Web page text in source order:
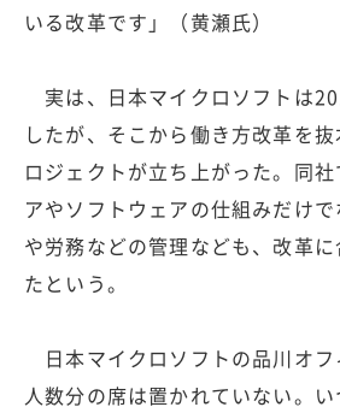
いる改革です」（黄瀬氏）
実は、日本マイクロソフトは
したが、そこから働き方改革を
ロジェクトが立ち上がった。同
アやソフトウェアの仕組みだけで
や労務などの管理なども、改革
たという。
日本マイクロソフトの品川オフ
人数分の席は置かれていない。